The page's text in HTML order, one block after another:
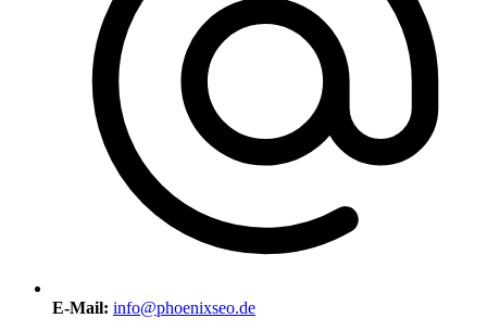
E-Mail: info@phoenixseo.de